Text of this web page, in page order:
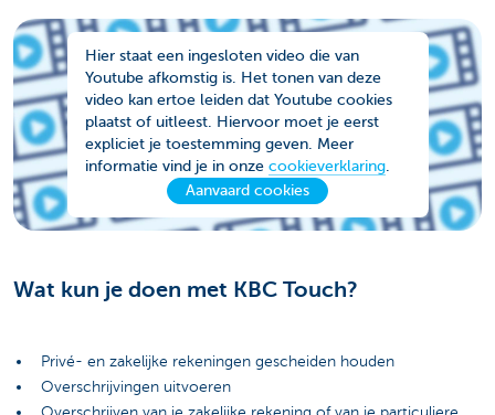
Hier staat een ingesloten video die van
Youtube afkomstig is. Het tonen van deze
video kan ertoe leiden dat Youtube cookies
plaatst of uitleest. Hiervoor moet je eerst
expliciet je toestemming geven. Meer
informatie vind je in onze cookieverklaring.
Aanvaard cookies
Wat kun je doen met KBC Touch?
Privé- en zakelijke rekeningen gescheiden houden
Overschrijvingen uitvoeren